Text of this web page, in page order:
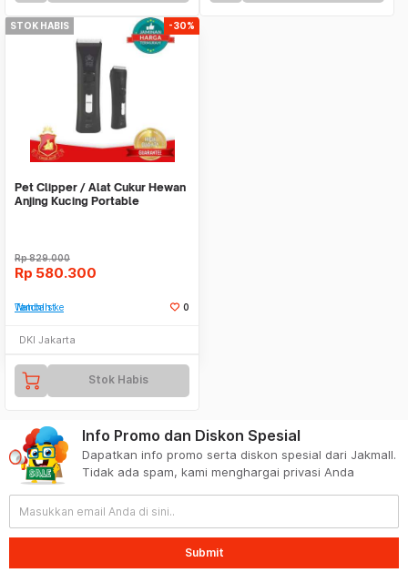
STOK HABIS -30%
Pet Clipper / Alat Cukur Hewan
Anjing Kucing Portable
Rp829.000
Rp 580.300
Tambah ke Watchlist 0
DKI Jakarta
Stok Habis
Info Promo dan Diskon Spesial
Dapatkan info promo serta diskon spesial dari Jakmall.
Tidak ada spam, kami menghargai privasi Anda
Submit